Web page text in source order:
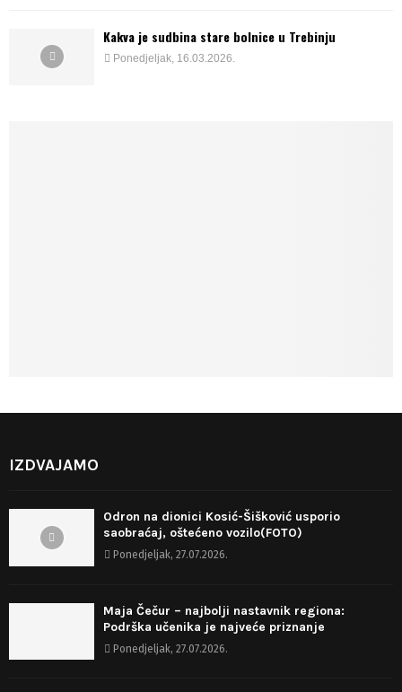
Kakva je sudbina stare bolnice u Trebinju
Ponedjeljak, 16.03.2026.
IZDVAJAMO
Odron na dionici Kosić-Šišković usporio
saobraćaj, oštećeno vozilo(FOTO)
Ponedjeljak, 27.07.2026.
Maja Čečur – najbolji nastavnik regiona:
Podrška učenika je najveće priznanje
Ponedjeljak, 27.07.2026.